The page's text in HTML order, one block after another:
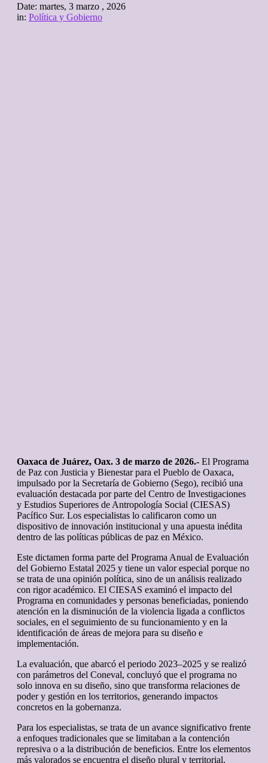
Date: martes, 3 marzo , 2026
in: Política y Gobierno
Oaxaca de Juárez, Oax. 3 de marzo de 2026.- El Programa
de Paz con Justicia y Bienestar para el Pueblo de Oaxaca,
impulsado por la Secretaría de Gobierno (Sego), recibió una
evaluación destacada por parte del Centro de Investigaciones
y Estudios Superiores de Antropología Social (CIESAS)
Pacífico Sur. Los especialistas lo calificaron como un
dispositivo de innovación institucional y una apuesta inédita
dentro de las políticas públicas de paz en México.
Este dictamen forma parte del Programa Anual de Evaluación
del Gobierno Estatal 2025 y tiene un valor especial porque no
se trata de una opinión política, sino de un análisis realizado
con rigor académico. El CIESAS examinó el impacto del
Programa en comunidades y personas beneficiadas, poniendo
atención en la disminución de la violencia ligada a conflictos
sociales, en el seguimiento de su funcionamiento y en la
identificación de áreas de mejora para su diseño e
implementación.
La evaluación, que abarcó el periodo 2023–2025 y se realizó
con parámetros del Coneval, concluyó que el programa no
solo innova en su diseño, sino que transforma relaciones de
poder y gestión en los territorios, generando impactos
concretos en la gobernanza.
Para los especialistas, se trata de un avance significativo frente
a enfoques tradicionales que se limitaban a la contención
represiva o a la distribución de beneficios. Entre los elementos
más valorados se encuentra el diseño plural y territorial,